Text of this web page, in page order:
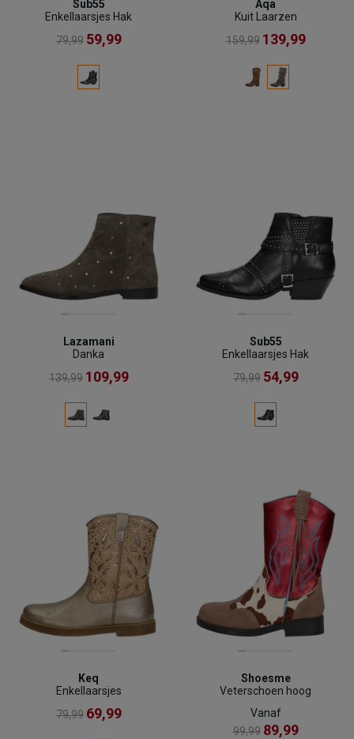
Sub55
Enkellaarsjes Hak
79,99 59,99
Aqa
Kuit Laarzen
159,99 139,99
Lazamani
Danka
139,99 109,99
Sub55
Enkellaarsjes Hak
79,99 54,99
Keq
Enkellaarsjes
79,99 69,99
Shoesme
Veterschoen hoog
Vanaf
99,99 89,99